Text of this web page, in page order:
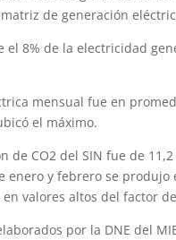
de generación
el 8% de la electricidad
mensual fue en
el máximo.
de CO2 del SIN fue de
enero y febrero se
valores altos del factor
por la DNE del